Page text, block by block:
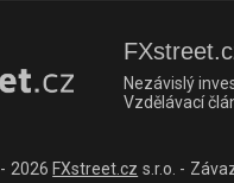
Nezávislý
Vzdělávací
2026 FXstreet.cz s.r.o. -